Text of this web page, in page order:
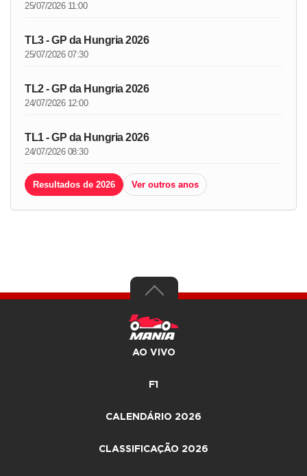
25/07/2026 11:00
TL3 - GP da Hungria 2026
25/07/2026 07:30
TL2 - GP da Hungria 2026
24/07/2026 12:00
TL1 - GP da Hungria 2026
24/07/2026 08:30
Resultados de 2026 Ver outros anos
AO VIVO
F1
CALENDÁRIO 2026
CLASSIFICAÇÃO 2026